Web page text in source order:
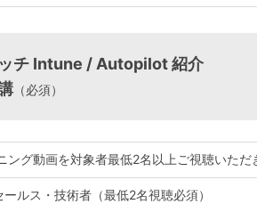
チ Intune / Autopilot 紹介
（必須）
グ動画を対象者最低2名以上ご視聴いただ
ルス・技術者（最低2名視聴必須）